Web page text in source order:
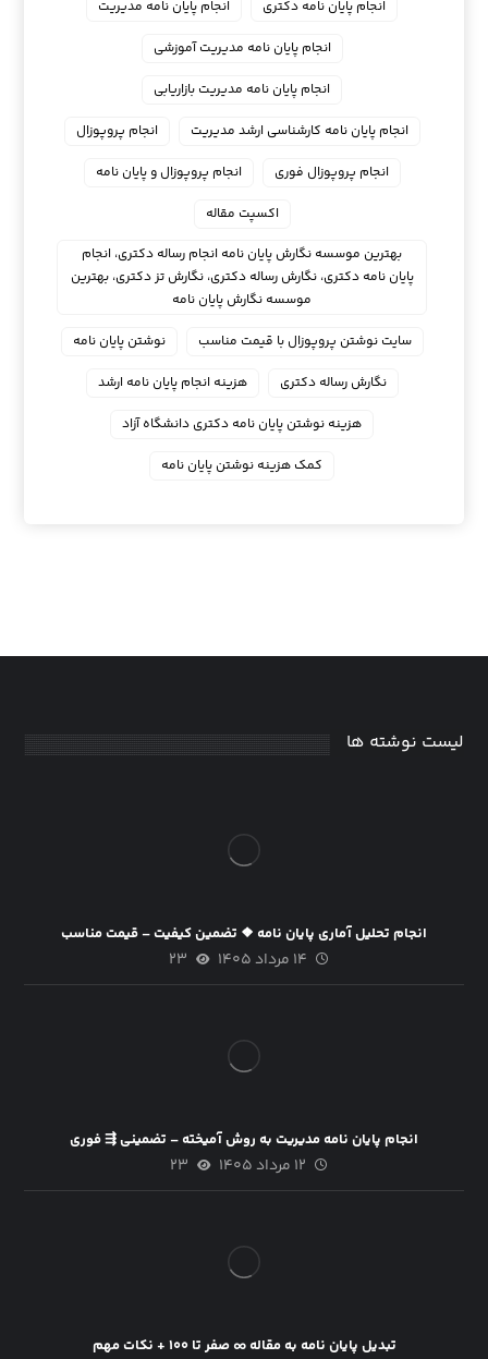
انجام پایان نامه دکتری
انجام پایان نامه مدیریت
انجام پایان نامه مدیریت آموزشی
انجام پایان نامه مدیریت بازاریابی
انجام پایان نامه کارشناسی ارشد مدیریت
انجام پروپوزال
انجام پروپوزال فوری
انجام پروپوزال و پایان نامه
اکسپت مقاله
بهترین موسسه نگارش پایان نامه انجام رساله دکتری، انجام
پایان نامه دکتری، نگارش رساله دکتری، نگارش تز دکتری، بهترین
موسسه نگارش پایان نامه
سایت نوشتن پروپوزال با قیمت مناسب
نوشتن پایان نامه
نگارش رساله دکتری
هزینه انجام پایان نامه ارشد
هزینه نوشتن پایان نامه دکتری دانشگاه آزاد
کمک هزینه نوشتن پایان نامه
لیست نوشته ها
انجام تحلیل آماری پایان نامه ❖ تضمین کیفیت – قیمت مناسب
۱۴ مرداد ۱۴۰۵ ۲۳
انجام پایان نامه مدیریت به روش آمیخته – تضمینی ⇶ فوری
۱۲ مرداد ۱۴۰۵ ۲۳
تبدیل پایان نامه به مقاله ∞ صفر تا ۱۰۰ + نکات مهم